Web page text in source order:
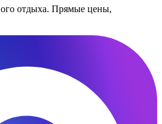
отдыха. Прямые цены,